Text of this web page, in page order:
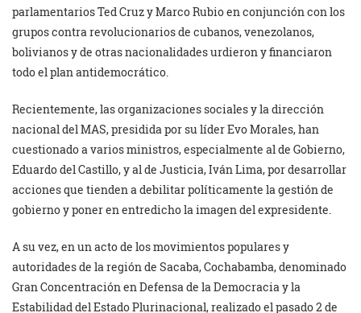
parlamentarios Ted Cruz y Marco Rubio en conjunción con los
grupos contra revolucionarios de cubanos, venezolanos,
bolivianos y de otras nacionalidades urdieron y financiaron
todo el plan antidemocrático.
Recientemente, las organizaciones sociales y la dirección
nacional del MAS, presidida por su líder Evo Morales, han
cuestionado a varios ministros, especialmente al de Gobierno,
Eduardo del Castillo, y al de Justicia, Iván Lima, por desarrollar
acciones que tienden a debilitar políticamente la gestión de
gobierno y poner en entredicho la imagen del expresidente.
A su vez, en un acto de los movimientos populares y
autoridades de la región de Sacaba, Cochabamba, denominado
Gran Concentración en Defensa de la Democracia y la
Estabilidad del Estado Plurinacional, realizado el pasado 2 de